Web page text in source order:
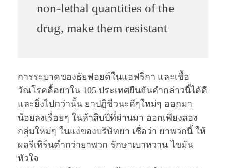
non-lethal quantities of the
drug, make them resistant
การระบาดของธัยฟอยด์ในแอฟริกา และเชื้อ
วัณโรคดื้อยาใน 105 ประเทศยืนยันคำกล่าวนี้ได้ดี
และยิ่งไปกว่านั้น ยาปฏิชีวนะดีๆใหม่ๆ ออกมา
น้อยลงเรื่อยๆ ในห้าสิบปีที่ผ่านมา ออกเพียงสอง
กลุ่มใหม่ๆ ในแง่ของบริษัทยา เชื่อว่า ยาพวกนี้ ให้
ผลรีเทิร์นต่ำกว่ายาพวก รักษาเบาหวาน ไขมัน
หัวใจ